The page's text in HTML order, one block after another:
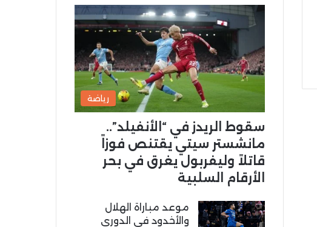
رياضة
سقوط الريدز في “الأنفيلد”..
مانشستر سيتي يقتنص فوزاً
قاتلاً وليفربول يغرق في بحر
الأرقام السلبية
موعد مباراة الهلال
والأخدود في الدوري